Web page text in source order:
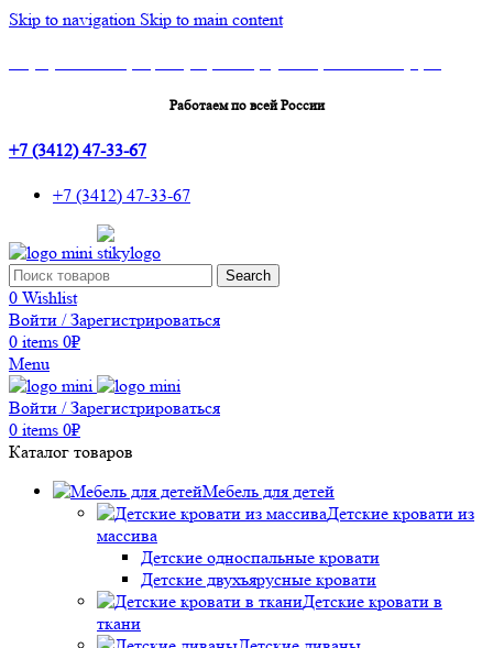
Skip to navigation Skip to main content
Работаем по всей России
+7 (3412) 47-33-67
+7 (3412) 47-33-67
Search
0 Wishlist
Войти / Зарегистрироваться
0 items 0₽
Menu
Войти / Зарегистрироваться
0 items 0₽
Каталог товаров
Мебель для детей
Детские кровати из
массива
Детские односпальные кровати
Детские двухъярусные кровати
Детские кровати в
ткани